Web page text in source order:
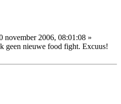
november 2006, 08:01:08 »
geen nieuwe food fight. Excuus!